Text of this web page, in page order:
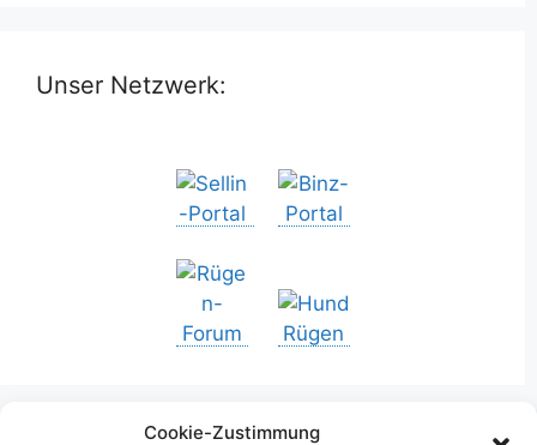
Cookie-Zustimmung
Unser Netzwerk: